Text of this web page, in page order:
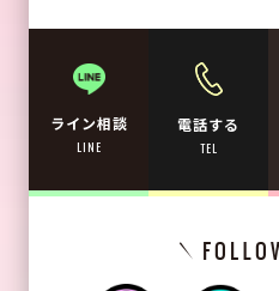
ライン相談
LINE
電話する
TEL